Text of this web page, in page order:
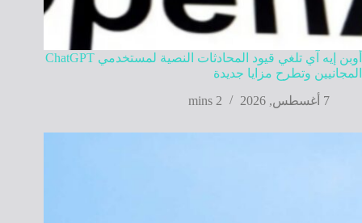
أوبن إيه آي تلغي قيود المحادثات النصية لمستخدمي ChatGPT
المجانيين وتطرح مزايا جديدة
7 أغسطس, 2026
2 mins